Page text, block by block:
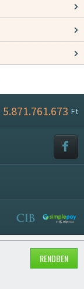
RENDBEN
5.871.761.673 Ft